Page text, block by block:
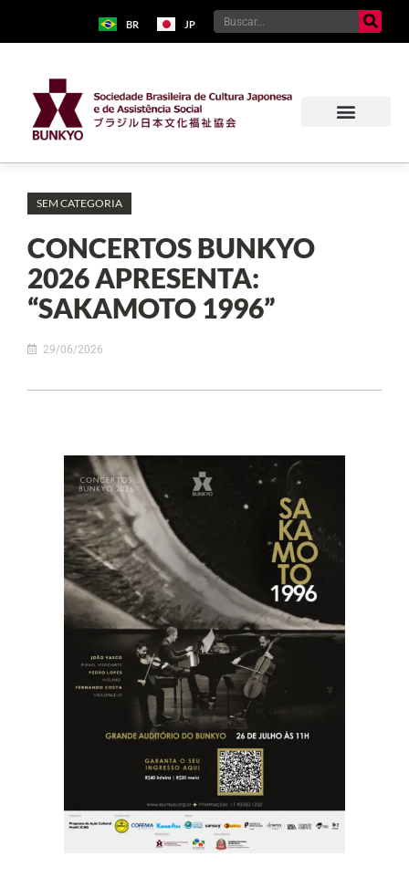
BR JP
SEM CATEGORIA
CONCERTOS BUNKYO
2026 APRESENTA:
“SAKAMOTO 1996”
29/06/2026